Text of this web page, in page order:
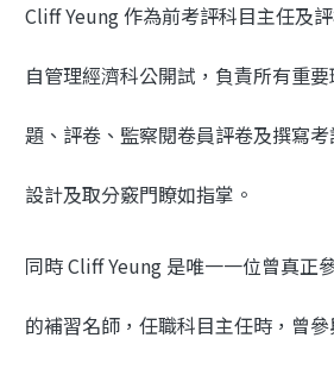
Cliff Yeung 作為前考評科目主任及
自管理經濟科公開試，負責所有重
題、評卷、監察閱卷員評卷及撰寫
設計及取分竅門瞭如指掌。
同時 Cliff Yeung 是唯一一位曾真正
的補習名師，任職科目主任時，曾